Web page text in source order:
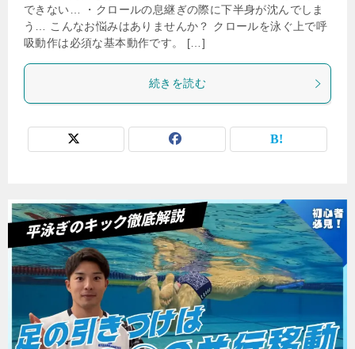
できない… ・クロールの息継ぎの際に下半身が沈んでしま
う… こんなお悩みはありませんか？ クロールを泳ぐ上で呼
吸動作は必須な基本動作です。 […]
続きを読む